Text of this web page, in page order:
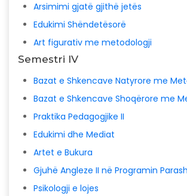
Arsimimi gjatë gjithë jetës
Edukimi Shëndetësorë
Art figurativ me metodologji
Semestri IV
Bazat e Shkencave Natyrore me
Bazat e Shkencave Shoqërore me
Praktika Pedagogjike II
Edukimi dhe Mediat
Artet e Bukura
Gjuhë Angleze II në Programin
Psikologji e lojes